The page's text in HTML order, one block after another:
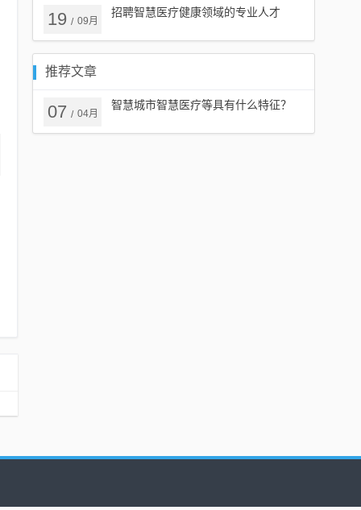
19 / 09月
招聘智慧医疗健康领域的专业人才
推荐文章
07 / 04月
智慧城市智慧医疗等具有什么特征？